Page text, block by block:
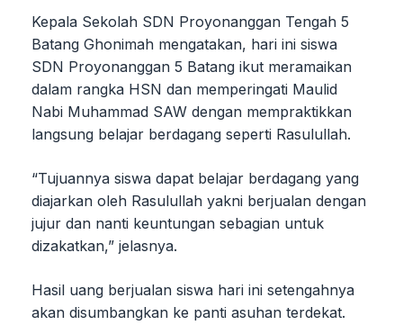
Kepala Sekolah SDN Proyonanggan Tengah 5
Batang Ghonimah mengatakan, hari ini siswa
SDN Proyonanggan 5 Batang ikut meramaikan
dalam rangka HSN dan memperingati Maulid
Nabi Muhammad SAW dengan mempraktikkan
langsung belajar berdagang seperti Rasulullah.
“Tujuannya siswa dapat belajar berdagang yang
diajarkan oleh Rasulullah yakni berjualan dengan
jujur dan nanti keuntungan sebagian untuk
dizakatkan,” jelasnya.
Hasil uang berjualan siswa hari ini setengahnya
akan disumbangkan ke panti asuhan terdekat.